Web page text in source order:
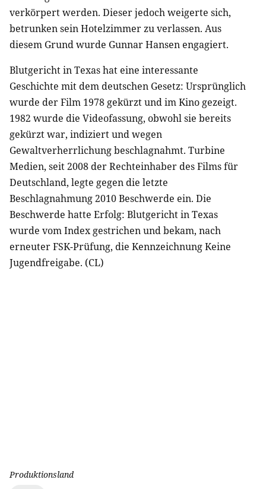
verkörpert werden. Dieser jedoch weigerte sich,
betrunken sein Hotelzimmer zu verlassen. Aus
diesem Grund wurde Gunnar Hansen engagiert.
Blutgericht in Texas hat eine interessante
Geschichte mit dem deutschen Gesetz: Ursprünglich
wurde der Film 1978 gekürzt und im Kino gezeigt.
1982 wurde die Videofassung, obwohl sie bereits
gekürzt war, indiziert und wegen
Gewaltverherrlichung beschlagnahmt. Turbine
Medien, seit 2008 der Rechteinhaber des Films für
Deutschland, legte gegen die letzte
Beschlagnahmung 2010 Beschwerde ein. Die
Beschwerde hatte Erfolg: Blutgericht in Texas
wurde vom Index gestrichen und bekam, nach
erneuter FSK-Prüfung, die Kennzeichnung Keine
Jugendfreigabe. (CL)
Produktionsland